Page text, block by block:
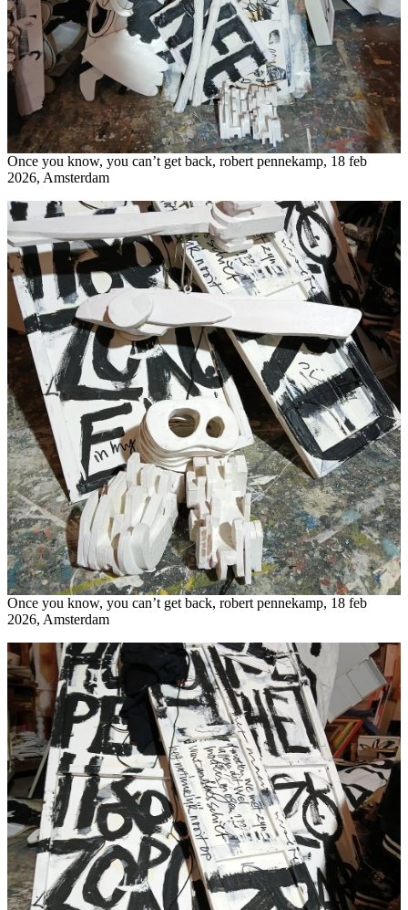
Once you know, you can’t get back, robert pennekamp, 18 feb
2026, Amsterdam
Once you know, you can’t get back, robert pennekamp, 18 feb
2026, Amsterdam